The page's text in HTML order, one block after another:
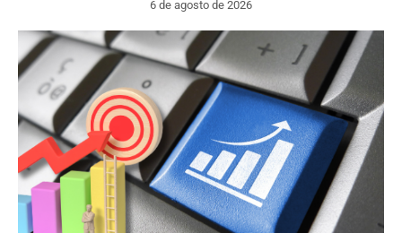
6 de agosto de 2026